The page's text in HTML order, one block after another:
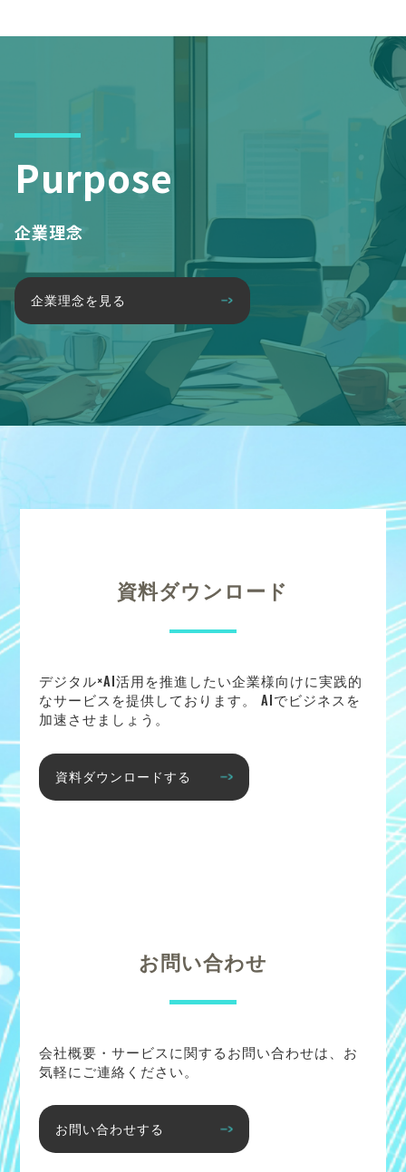
Purpose
企業理念
企業理念を見る
資料ダウンロード
デジタル×AI活用を推進したい企業様向けに実践的
なサービスを提供しております。 AIでビジネスを
加速させましょう。
資料ダウンロードする
お問い合わせ
会社概要・サービスに関するお問い合わせは、お
気軽にご連絡ください。
お問い合わせする